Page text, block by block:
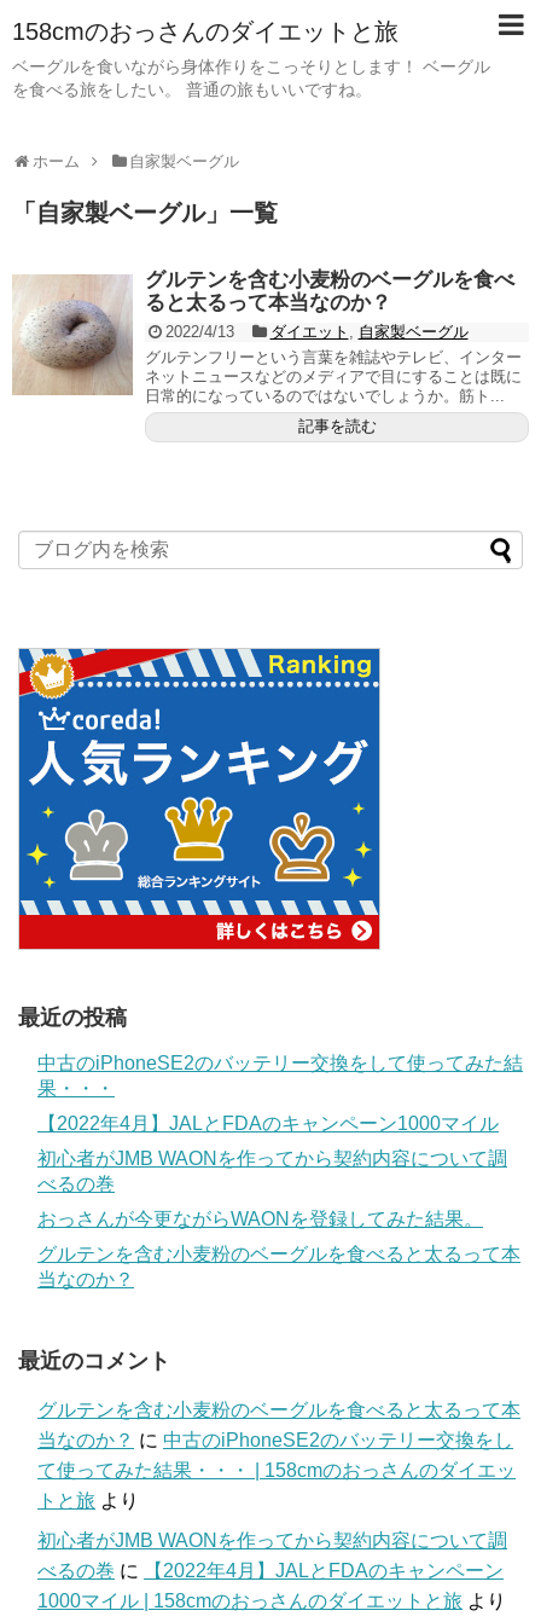
158cmのおっさんのダイエットと旅
ベーグルを食いながら身体作りをこっそりとします！ ベーグル
を食べる旅をしたい。 普通の旅もいいですね。
ホーム 自家製ベーグル
「 自家製ベーグル」 一覧
グルテンを含む小麦粉のベーグルを食べ
ると太るって本当なのか？
2022/4/13 ダイエット , 自家製ベーグル
グルテンフリーという言葉を雑誌やテレビ、インター
ネットニュースなどのメディアで目にすることは既に
日常的になっているのではないでしょうか。筋ト...
記事を読む
最近の投稿
中古のiPhoneSE2のバッテリー交換をして使ってみた結
果・・・
【2022年4月】JALとFDAのキャンペーン1000マイル
初心者がJMB WAONを作ってから契約内容について調
べるの巻
おっさんが今更ながらWAONを登録してみた結果。
グルテンを含む小麦粉のベーグルを食べると太るって本
当なのか？
最近のコメント
グルテンを含む小麦粉のベーグルを食べると太るって本
当なのか？ に 中古のiPhoneSE2のバッテリー交換をし
て使ってみた結果・・・ | 158cmのおっさんのダイエッ
トと旅 より
初心者がJMB WAONを作ってから契約内容について調
べるの巻 に
【2022年4月】JALとFDAのキャンペーン
1000マイル | 158cmのおっさんのダイエットと旅 より